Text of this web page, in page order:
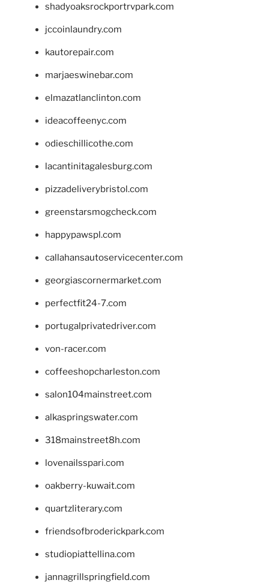
shadyoaksrockportrvpark.com
jccoinlaundry.com
kautorepair.com
marjaeswinebar.com
elmazatlanclinton.com
ideacoffeenyc.com
odieschillicothe.com
lacantinitagalesburg.com
pizzadeliverybristol.com
greenstarsmogcheck.com
happypawspl.com
callahansautoservicecenter.com
georgiascornermarket.com
perfectfit24-7.com
portugalprivatedriver.com
von-racer.com
coffeeshopcharleston.com
salon104mainstreet.com
alkaspringswater.com
318mainstreet8h.com
lovenailsspari.com
oakberry-kuwait.com
quartzliterary.com
friendsofbroderickpark.com
studiopiattellina.com
jannagrillspringfield.com